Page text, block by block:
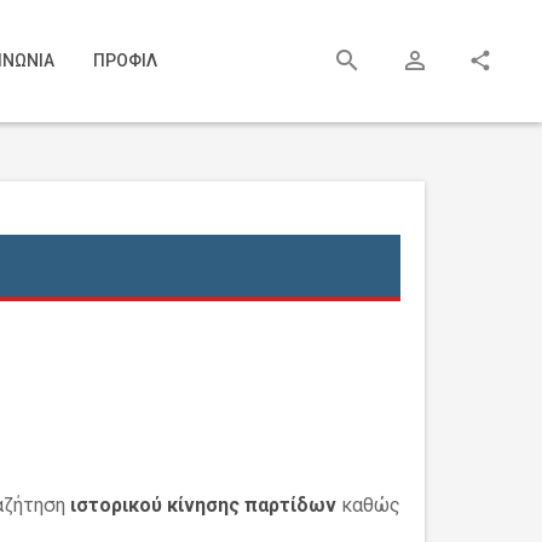
ΠΡΟΦΙΛ search person_outline share
ιστορικού κίνησης παρτίδων καθώς